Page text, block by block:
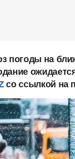
погоды на
со ссылкой на